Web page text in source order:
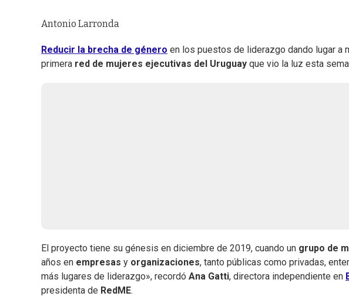
Antonio Larronda
Reducir la brecha de género en los puestos de liderazgo dando lugar a
primera red de mujeres ejecutivas del Uruguay que vio la luz esta
El proyecto tiene su génesis en diciembre de 2019, cuando un grupo de
años en empresas y organizaciones, tanto públicas como privadas,
más lugares de liderazgo», recordó Ana Gatti, directora independiente en
presidenta de RedME.